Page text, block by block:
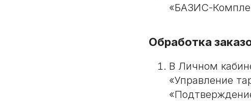
«БАЗИС-
Обработка
В Личном
«Управление